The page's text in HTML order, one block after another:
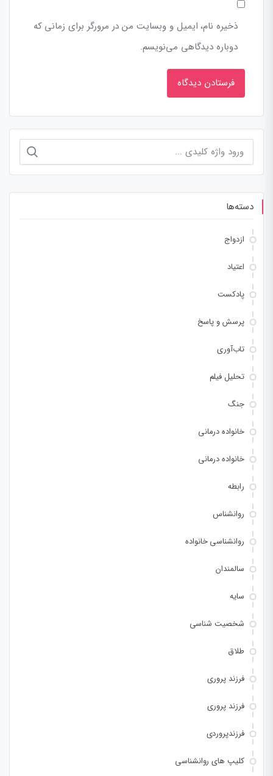
ذخیره نام، ایمیل و وبسایت من در مرورگر برای زمانی که
دوباره دیدگاهی می‌نویسم.
جستجو
برای:
دسته‌ها
ازدواج
اعتیاد
پادکست
پرسش و پاسخ
تاب‌آوری
تحلیل فیلم
جنگ
خانواده درمانی
خانواده درمانی
رابطه
روانشناس
روانشناسی خانواده
سالمندان
سایه
شخصیت شناسی
طلاق
فرزند پروری
فرزند پروری
فرزندپروردی
کلیپ های روانشناسی